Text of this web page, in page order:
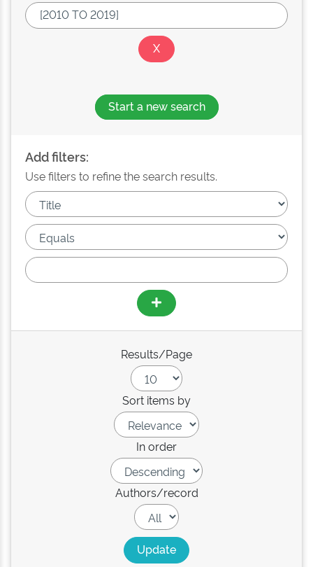
Start a new search
Add filters:
Use filters to refine the search results.
Results/Page
Sort items by
In order
Authors/record